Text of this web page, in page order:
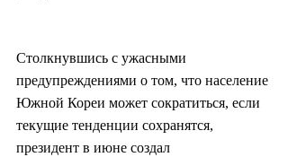
Столкнувшись с ужасными
предупреждениями о том, что население
Южной Кореи может сократиться, если
текущие тенденции сохранятся,
президент в июне создал